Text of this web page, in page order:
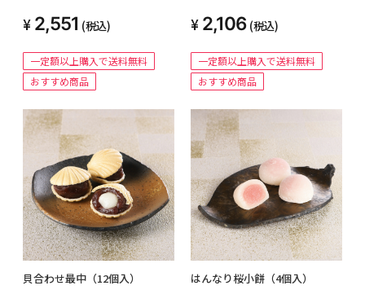
2,551 (税込)
一定額以上購入で送料無料
おすすめ商品
2,106 (税込)
一定額以上購入で送料無料
おすすめ商品
貝合わせ最中（12個入） はんなり桜小餅（4個入）